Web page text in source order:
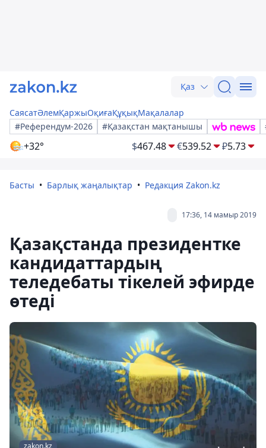
Қаз
СаясатӘлемҚаржыОқиғаҚұқықМақалалар
#Референдум-2026
#Қазақстан мақтанышы
+32° $467.48 €539.52 ₽5.73
Басты Барлық жаңалықтар Редакция Zakon.kz
17:36, 14 мамыр 2019
Қазақстанда президентке
кандидаттардың
теледебаты тікелей эфирде
өтеді
zakon.kz